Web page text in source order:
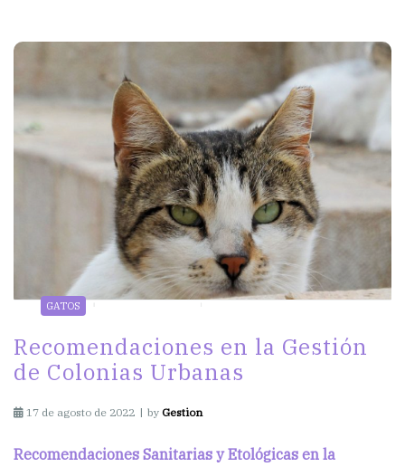
GATOS
Recomendaciones en la Gestión
de Colonias Urbanas
17 de agosto de 2022 by Gestion
Recomendaciones Sanitarias y Etológicas en la